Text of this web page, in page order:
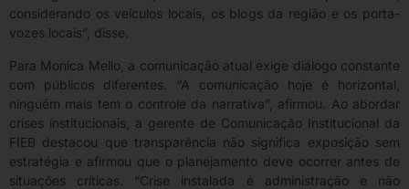
considerando os veículos locais, os blogs da região e os porta-
vozes locais”, disse.
Para Monica Mello, a comunicação atual exige diálogo constante
com públicos diferentes. “A comunicação hoje é horizontal,
ninguém mais tem o controle da narrativa”, afirmou. Ao abordar
crises institucionais, a gerente de Comunicação Institucional da
FIEB destacou que transparência não significa exposição sem
estratégia e afirmou que o planejamento deve ocorrer antes de
situações críticas. “Crise instalada é administração e não